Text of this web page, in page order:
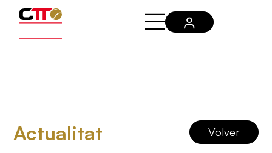
Actualitat Volver